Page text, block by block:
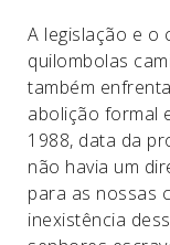
A legislação e o
quilombolas
também
abolição formal
1988, data da
não havia um
para as nossas
inexistência